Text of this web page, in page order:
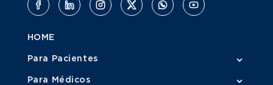
HOME
Para Pacientes
Para Médicos